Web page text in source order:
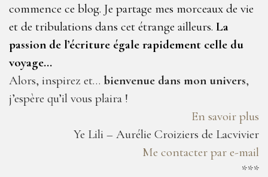
commence ce blog. Je partage mes morceaux de vie
et de tribulations dans cet étrange ailleurs. La
passion de l’écriture égale rapidement celle du
voyage…
Alors, inspirez et… bienvenue dans mon univers,
j’espère qu’il vous plaira !
En savoir plus
Ye Lili – Aurélie Croiziers de Lacvivier
Me contacter par e-mail
***